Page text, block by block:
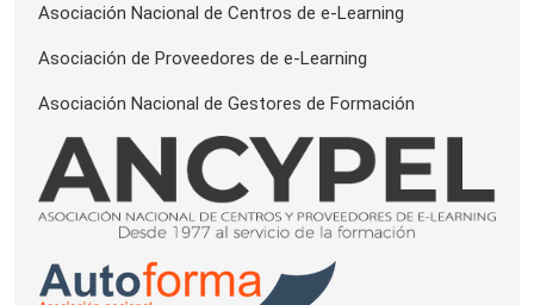
Asociación Nacional de Centros de e-Learning
Asociación de Proveedores de e-Learning
Asociación Nacional de Gestores de Formación